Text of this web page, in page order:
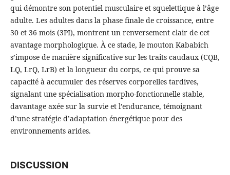
qui démontre son potentiel musculaire et squelettique à l’âge
adulte. Les adultes dans la phase finale de croissance, entre
30 et 36 mois (3PI), montrent un renversement clair de cet
avantage morphologique. À ce stade, le mouton Kababich
s’impose de manière significative sur les traits caudaux (CQB,
LQ, LrQ, LrB) et la longueur du corps, ce qui prouve sa
capacité à accumuler des réserves corporelles tardives,
signalant une spécialisation morpho-fonctionnelle stable,
davantage axée sur la survie et l’endurance, témoignant
d’une stratégie d’adaptation énergétique pour des
environnements arides.
DISCUSSION